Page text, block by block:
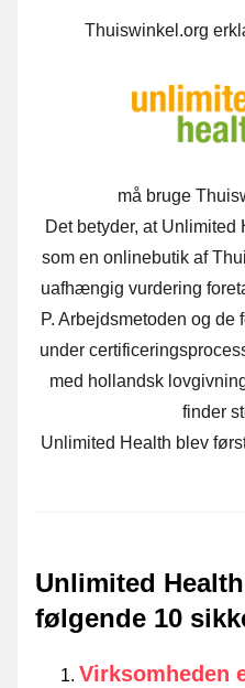
Thuiswinkel.org
må bruge
Det betyder, at Unlimited
som en onlinebutik af
uafhængig vurdering
P. Arbejdsmetoden og de
under
med hollandsk
finder
Unlimited Health blev
Unlimited
følgende 10
Virksomheden